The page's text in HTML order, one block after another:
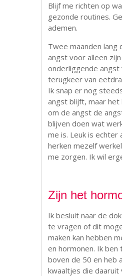
Blijf me richten op
gezonde routines.
ademen.
Twee maanden lang
angst voor alleen
onderliggende angst
terugkeer van
Ik snap er nog
angst blijft, maar het
om de angst de
blijven doen wat
me is. Leuk is echter
herken mezelf
me zorgen. Ik wil
Zijn het
Ik besluit naar de
te vragen of dit
maken kan hebben
en hormonen. Ik
boven de 50 en heb
kwaaltjes die